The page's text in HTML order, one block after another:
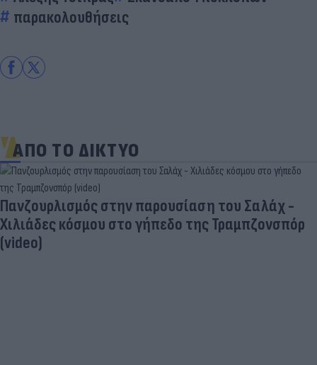
παρακολουθήσεις
ΑΠΟ ΤΟ ΔΙΚΤΥΟ
Πανζουρλισμός στην παρουσίαση του Σαλάχ -
Χιλιάδες κόσμου στο γήπεδο της Τραμπζονσπόρ
(video)